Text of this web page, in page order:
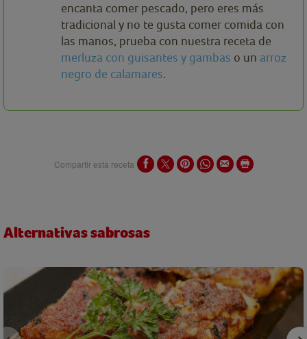
encanta comer pescado, pero eres más
tradicional y no te gusta comer comida con
las manos, prueba con nuestra receta de
merluza con guisantes y gambas o un arroz
negro de calamares.
Compartir esta receta
Alternativas sabrosas